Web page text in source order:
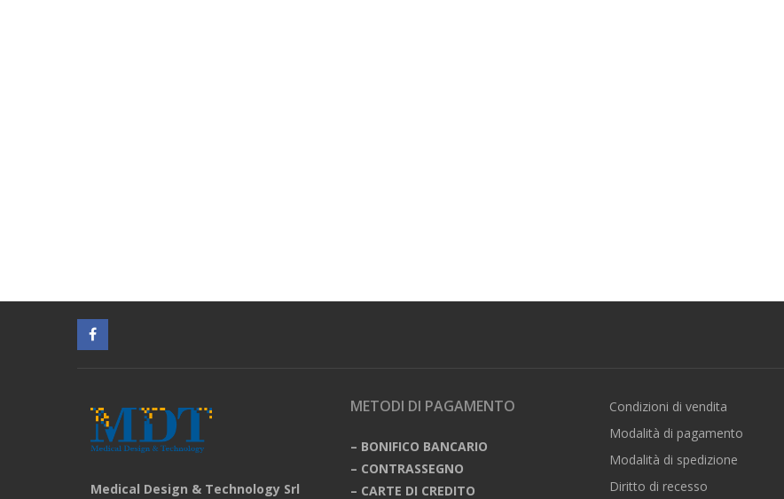
Medical Design & Technology Srl
METODI DI PAGAMENTO
– BONIFICO BANCARIO
– CONTRASSEGNO
– CARTE DI CREDITO
Condizioni di vendita
Modalità di pagamento
Modalità di spedizione
Diritto di recesso